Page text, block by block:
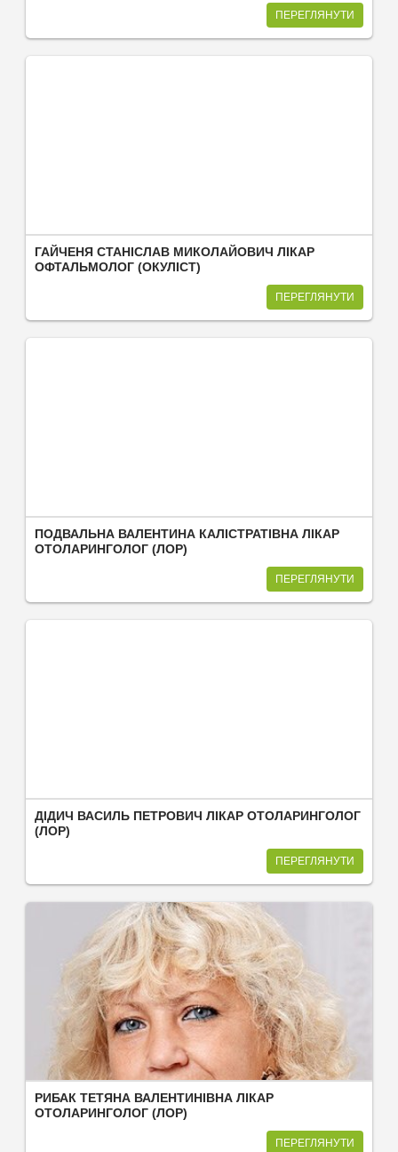
ПЕРЕГЛЯНУТИ
ГАЙЧЕНЯ СТАНІСЛАВ МИКОЛАЙОВИЧ ЛІКАР
ОФТАЛЬМОЛОГ (ОКУЛІСТ)
ПЕРЕГЛЯНУТИ
ПОДВАЛЬНА ВАЛЕНТИНА КАЛІСТРАТІВНА ЛІКАР
ОТОЛАРИНГОЛОГ (ЛОР)
ПЕРЕГЛЯНУТИ
ДІДИЧ ВАСИЛЬ ПЕТРОВИЧ ЛІКАР ОТОЛАРИНГОЛОГ
(ЛОР)
ПЕРЕГЛЯНУТИ
РИБАК ТЕТЯНА ВАЛЕНТИНІВНА ЛІКАР
ОТОЛАРИНГОЛОГ (ЛОР)
ПЕРЕГЛЯНУТИ